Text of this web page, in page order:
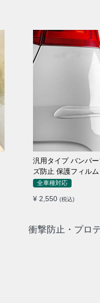
汎用タイプ バンパ
ズ防止 保護フィル
ィット感抜群
全車種対応
¥ 2,550 (税込)
衝撃防止・プロ